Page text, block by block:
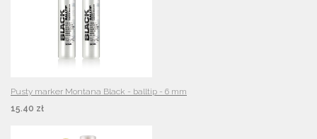
Pusty marker Montana Black - balltip - 6 mm
15.40 zł